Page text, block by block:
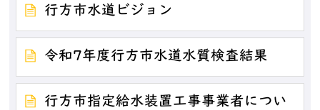
行方市水道ビジョン
令和7年度行方市水道水質検査結果
行方市指定給水装置工事事業者につい